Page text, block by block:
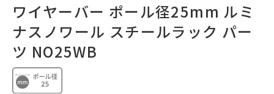
ワイヤーバー ポール径25mm ルミ
ナスノワール スチールラック パー
ツ NO25WB